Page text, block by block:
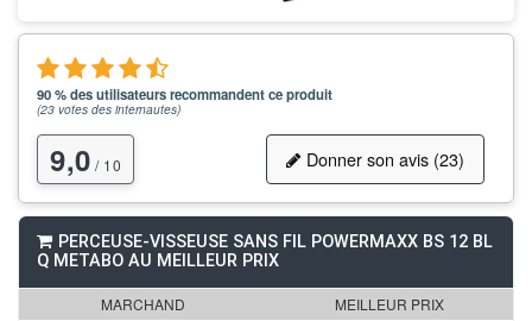
90 % des utilisateurs recommandent ce produit
(23 votes des internautes)
9,0 / 10 Donner son avis (23)
PERCEUSE-VISSEUSE SANS FIL POWERMAXX BS 12 BL
Q METABO AU MEILLEUR PRIX
MARCHAND MEILLEUR PRIX